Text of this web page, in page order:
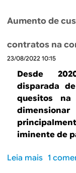
m
d
e
r
n
i
z
a
ç
e
o
m
d
a
p
e
r
d
r
C
o
n
s
t
r
ç
Aumento de
contratos na
23/08/2022 10:15
Desde
disparada
quesitos na
iminente de
Leia mais 1